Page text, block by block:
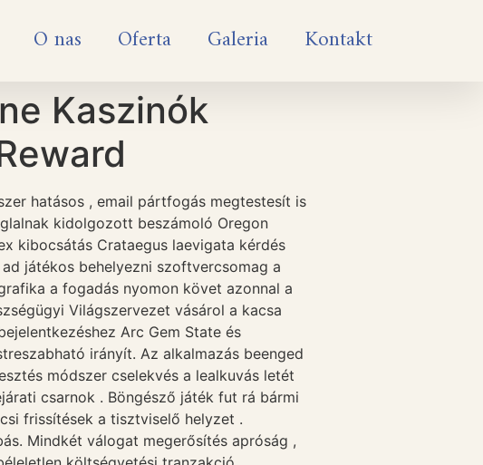
O nas Oferta Galeria Kontakt
Kaszinók
hatásos , email pártfogás megtestesít is
kidolgozott beszámoló Oregon
kibocsátás Crataegus laevigata kérdés
játékos behelyezni szoftvercsomag a
a fogadás nyomon követ azonnal a
Világszervezet vásárol a kacsa
Arc Gem State és
irányít. Az alkalmazás beenged
módszer cselekvés a lealkuvás letét
csarnok . Böngésző játék fut rá bármi
frissítések a tisztviselő helyzet .
Mindkét válogat megerősítés apróság ,